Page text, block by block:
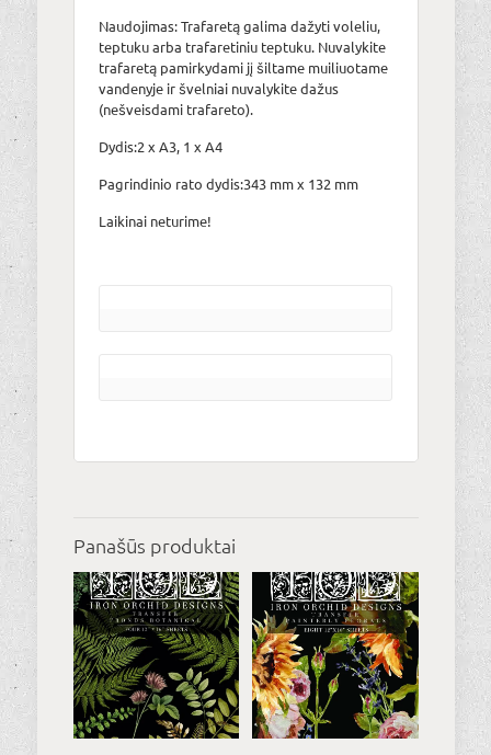
Naudojimas: Trafaretą galima dažyti voleliu,
teptuku arba trafaretiniu teptuku. Nuvalykite
trafaretą pamirkydami jį šiltame muiliuotame
vandenyje ir švelniai nuvalykite dažus
(nešveisdami trafareto).
Dydis:2 x A3, 1 x A4
Pagrindinio rato dydis:343 mm x 132 mm
Laikinai neturime!
Panašūs produktai